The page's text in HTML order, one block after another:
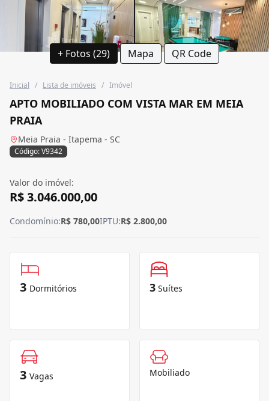
+ Fotos (29) Mapa QR Code
Inicial / Lista de imóveis / Imóvel
APTO MOBILIADO COM VISTA MAR EM MEIA
PRAIA
Meia Praia - Itapema - SC
Código: V9342
Valor do imóvel:
R$ 3.046.000,00
Condomínio:R$ 780,00IPTU:R$ 2.800,00
3 Dormitórios 3 Suítes
3 Vagas Mobiliado